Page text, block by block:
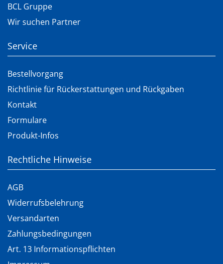
BCL Gruppe
Wir suchen Partner
Service
Bestellvorgang
Richtlinie für Rückerstattungen und Rückgaben
Kontakt
Formulare
Produkt-Infos
Rechtliche Hinweise
AGB
Widerrufsbelehrung
Versandarten
Zahlungsbedingungen
Art. 13 Informationspflichten